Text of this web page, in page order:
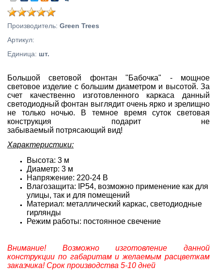
Производитель: Green Trees
Артикул:
Единица: шт.
Большой световой фонтан "Бабочка" - мощное
световое изделие с большим диаметром и высотой. За
счет качественно изготовленного каркаса данный
светодиодный фонтан выглядит очень ярко и зрелищно
не только ночью. В темное время суток световая
конструкция подарит не
забываемый потрясающий вид!
Характеристики:
Высота: 3 м
Диаметр: 3 м
Напряжение: 220-24 В
Влагозащита: IP54, возможно применение как для
улицы, так и для помещений
Материал: металлический каркас, светодиодные
гирлянды
Режим работы: постоянное свечение
Внимание! Возможно изготовление данной
конструкции по габаритам и желаемым расцветкам
заказчика! Срок производства 5-10 дней